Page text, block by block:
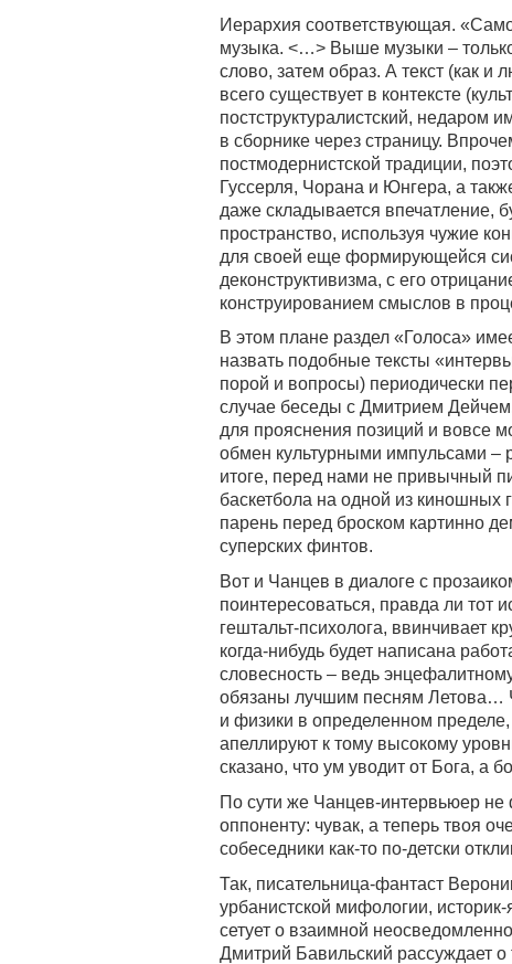
Иерархия соответствующая.
музыка. <…> Выше музыки –
слово, затем образ. А текст (как и
всего существует в контексте
постструктуралистский, недаром
в сборнике через страницу.
постмодернистской традиции,
Гуссерля, Чорана и Юнгера, а
даже складывается впечатление,
пространство, используя чужие
для своей еще формирующейся
деконструктивизма, с его
конструированием смыслов в
В этом плане раздел «Голоса»
назвать подобные тексты
порой и вопросы) периодически
случае беседы с Дмитрием
для прояснения позиций и вовсе
обмен культурными импульсами –
итоге, перед нами не привычный
баскетбола на одной из киношных
парень перед броском картинно
суперских финтов.
Вот и Чанцев в диалоге с
поинтересоваться, правда ли тот
гештальт-психолога, ввинчивает
когда-нибудь будет написана
словесность – ведь
обязаны лучшим песням Летова…
и физики в определенном
апеллируют к тому высокому
сказано, что ум уводит от Бога, а
По сути же Чанцев-интервьюер не
оппоненту: чувак, а теперь твоя
собеседники как-то по-детски
Так, писательница-фантаст
урбанистской мифологии,
сетует о взаимной
Дмитрий Бавильский рассуждает